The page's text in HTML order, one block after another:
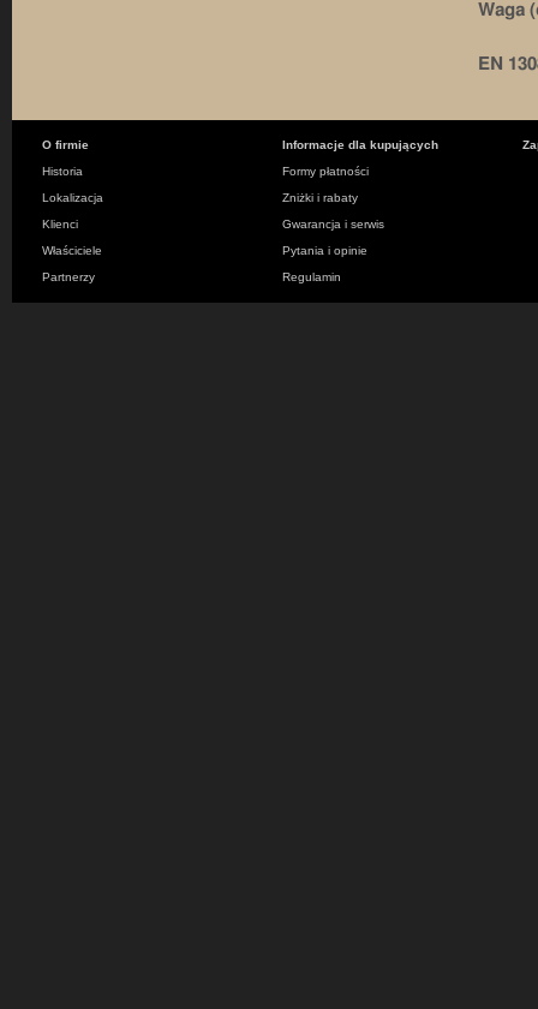
Waga
EN
O firmie
Historia
Lokalizacja
Klienci
Właściciele
Partnerzy
Informacje dla kupujących
Formy płatności
Zniżki i rabaty
Gwarancja i serwis
Pytania i opinie
Regulamin